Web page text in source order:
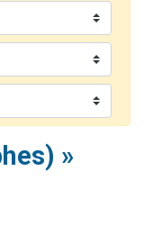
en groupe sur Zoom
Torah-Box Music
2 personnes viennent de nous rejoindre sur WhatsApp
2 personnes viennent de nous rejoindre sur WhatsApp
»